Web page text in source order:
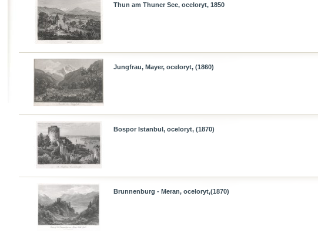
Thun am Thuner See, oceloryt, 1850
Jungfrau, Mayer, oceloryt, (1860)
Bospor Istanbul, oceloryt, (1870)
Brunnenburg - Meran, oceloryt,(1870)